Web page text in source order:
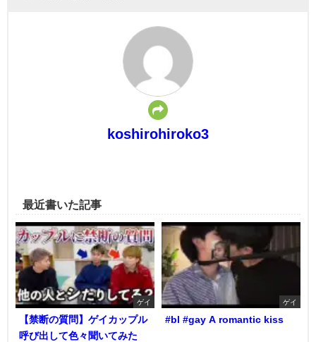
koshirohiroko3
最近書いた記事
ゲイ
【禁断の質問】ゲイカップル
呼び出して色々聞いてみた
ゲイ
#bl #gay A romantic kiss